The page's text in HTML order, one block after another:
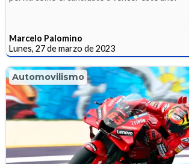
Marcelo Palomino
Lunes, 27 de marzo de 2023
Automovilismo